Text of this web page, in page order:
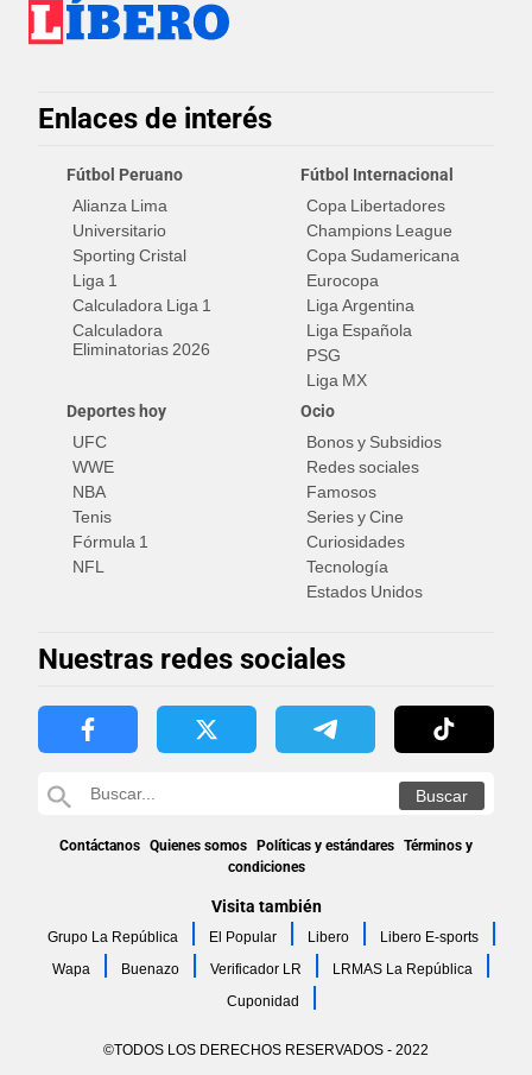
Enlaces de interés
Fútbol Peruano
Alianza Lima
Universitario
Sporting Cristal
Liga 1
Calculadora Liga 1
Calculadora
Eliminatorias 2026
Fútbol Internacional
Copa Libertadores
Champions League
Copa Sudamericana
Eurocopa
Liga Argentina
Liga Española
PSG
Liga MX
Deportes hoy
UFC
WWE
NBA
Tenis
Fórmula 1
NFL
Ocio
Bonos y Subsidios
Redes sociales
Famosos
Series y Cine
Curiosidades
Tecnología
Estados Unidos
Nuestras redes sociales
Contáctanos Quienes somos Políticas y estándares Términos y
condiciones
Visita también
Grupo La República El Popular Libero
Libero E-sports
Wapa
Buenazo Verificador LR
LRMAS La República
Cuponidad
©TODOS LOS DERECHOS RESERVADOS - 2022